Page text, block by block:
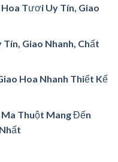
Tươi Uy Tín, Giao
Giao Nhanh, Chất
Hoa Nhanh Thiết Kế
Thuột Mang Đến